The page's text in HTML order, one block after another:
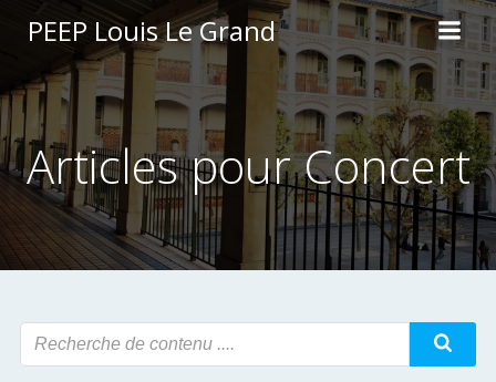
Aller
au
contenu
PEEP Louis Le Grand
Articles pour Concert